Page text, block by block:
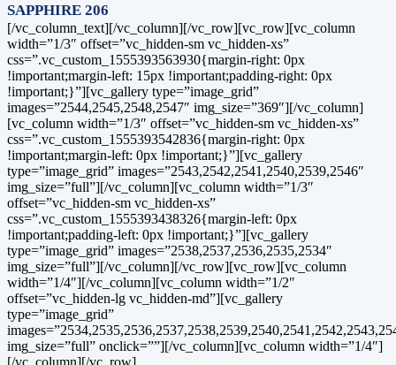
SAPPHIRE 206
[/vc_column_text][/vc_column][/vc_row][vc_row][vc_column
width=”1/3″ offset=”vc_hidden-sm vc_hidden-xs”
css=”.vc_custom_1555393563930{margin-right: 0px
!important;margin-left: 15px !important;padding-right: 0px
!important;}”][vc_gallery type=”image_grid”
images=”2544,2545,2548,2547″ img_size=”369″][/vc_column]
[vc_column width=”1/3″ offset=”vc_hidden-sm vc_hidden-xs”
css=”.vc_custom_1555393542836{margin-right: 0px
!important;margin-left: 0px !important;}”][vc_gallery
type=”image_grid” images=”2543,2542,2541,2540,2539,2546″
img_size=”full”][/vc_column][vc_column width=”1/3″
offset=”vc_hidden-sm vc_hidden-xs”
css=”.vc_custom_1555393438326{margin-left: 0px
!important;padding-left: 0px !important;}”][vc_gallery
type=”image_grid” images=”2538,2537,2536,2535,2534″
img_size=”full”][/vc_column][/vc_row][vc_row][vc_column
width=”1/4″][/vc_column][vc_column width=”1/2″
offset=”vc_hidden-lg vc_hidden-md”][vc_gallery
type=”image_grid”
img_size=”full” onclick=””][/vc_column][vc_column width=”1/4″]
[/vc_column][/vc_row]